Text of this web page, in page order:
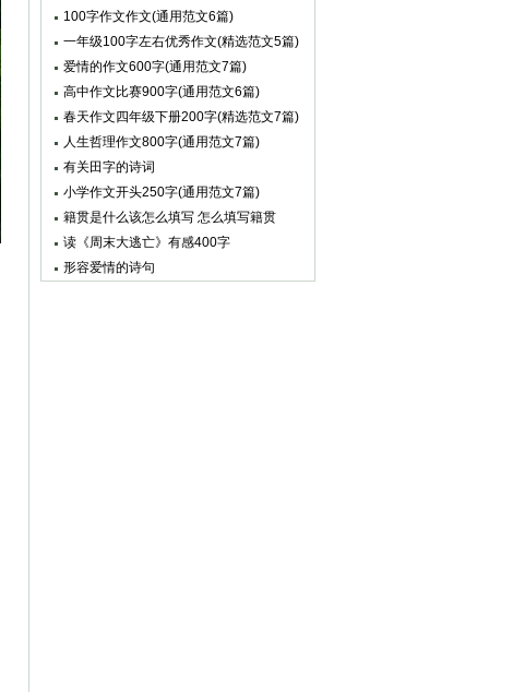
100字作文作文(通用范文6篇)
一年级100字左右优秀作文(精选范文5篇)
爱情的作文600字(通用范文7篇)
高中作文比赛900字(通用范文6篇)
春天作文四年级下册200字(精选范文7篇)
人生哲理作文800字(通用范文7篇)
有关田字的诗词
小学作文开头250字(通用范文7篇)
籍贯是什么该怎么填写 怎么填写籍贯
读《周末大逃亡》有感400字
形容爱情的诗句